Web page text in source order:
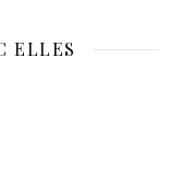
ELLES